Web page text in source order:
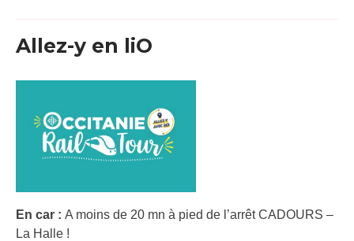
Allez-y en liO
En car : A moins de 20 mn à pied de l’arrêt CADOURS –
La Halle !